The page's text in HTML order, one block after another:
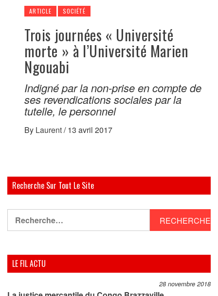
ARTICLE SOCIÉTÉ
Trois journées « Université
morte » à l’Université Marien
Ngouabi
Indigné par la non-prise en compte de
ses revendications sociales par la
tutelle, le personnel
By Laurent/ 13 avril 2017
Recherche Sur Tout Le Site
LE FIL ACTU
28 novembre 2018